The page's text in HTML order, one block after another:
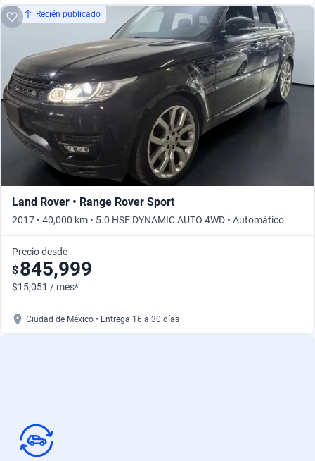
Recién publicado
Land Rover • Range Rover Sport
2017 • 40,000 km • 5.0 HSE DYNAMIC AUTO 4WD • Automático
Precio desde
$845,999
$15,051 / mes*
Ciudad de México • Entrega 16 a 30 días